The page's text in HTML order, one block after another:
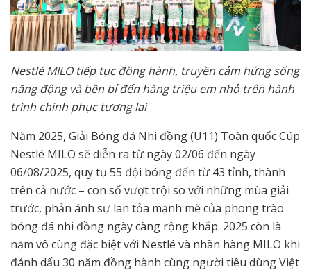
Nestlé MILO tiếp tục đồng hành, truyền cảm hứng sống
năng động và bền bỉ đến hàng triệu em nhỏ trên hành
trình chinh phục tương lai
Năm 2025, Giải Bóng đá Nhi đồng (U11) Toàn quốc Cúp
Nestlé MILO sẽ diễn ra từ ngày 02/06 đến ngày
06/08/2025, quy tụ 55 đội bóng đến từ 43 tỉnh, thành
trên cả nước – con số vượt trội so với những mùa giải
trước, phản ánh sự lan tỏa mạnh mẽ của phong trào
bóng đá nhi đồng ngày càng rộng khắp. 2025 còn là
năm vô cùng đặc biệt với Nestlé và nhãn hàng MILO khi
đánh dấu 30 năm đồng hành cùng người tiêu dùng Việt